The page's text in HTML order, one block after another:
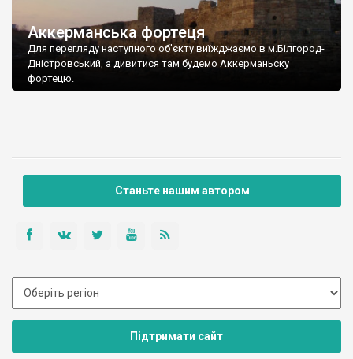
Аккерманська фортеця
Для перегляду наступного об'єкту виїжджаємо в м.Білгород-
Дністровський, а дивитися там будемо Аккерманьску
фортецю.
Станьте нашим автором
Підтримати сайт